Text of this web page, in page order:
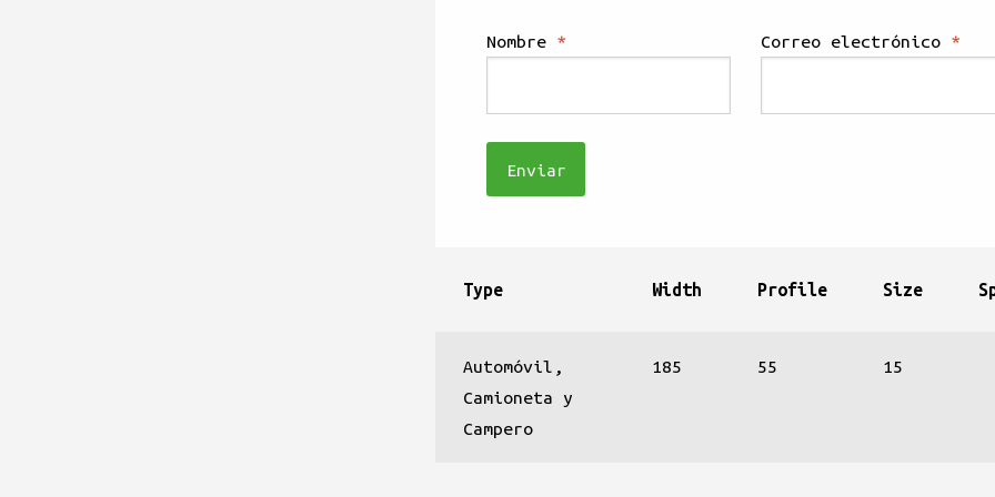
Nombre * Correo electrónico *
Type Width Profile Size
Automóvil,
Camioneta y
Campero
185 55 15